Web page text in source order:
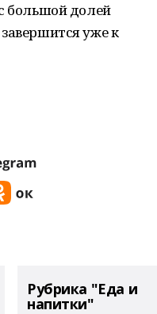
большой долей
уже к
Рубрика "Еда и
напитки"